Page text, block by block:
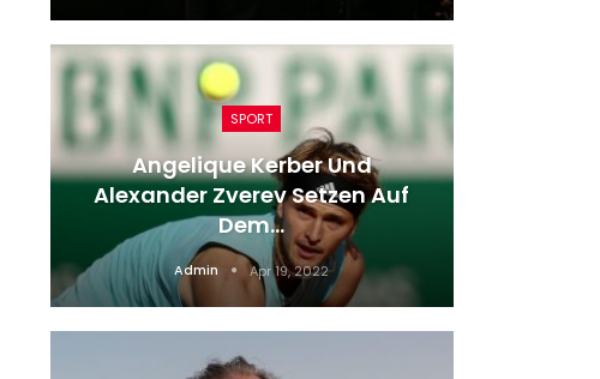
SPORT
Angelique Kerber Und
Alexander Zverev Setzen Auf
Dem…
Admin Apr 19, 2022